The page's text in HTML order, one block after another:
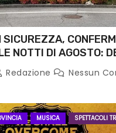
NOTTI DI AGOSTO:
E ORARIO
Redazione Nessun
MUSICA SPETTACOLI